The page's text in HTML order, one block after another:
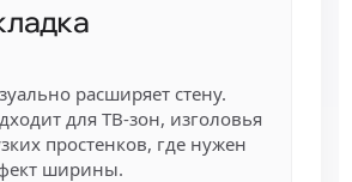
расширяет стену.
для ТВ-зон, изголовья
простенков, где нужен
ширины.